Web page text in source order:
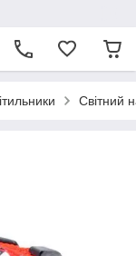
Світний